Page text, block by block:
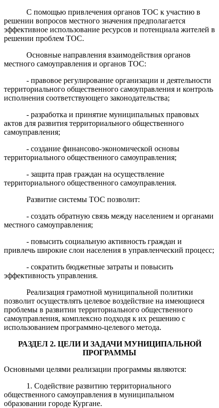
С помощью привлечения органов ТОС к участию в
решении вопросов местного значения предполагается
эффективное использование ресурсов и потенциала жителей в
решении проблем ТОС.
Основные направления взаимодействия органов
местного самоуправления и органов ТОС:
- правовое регулирование организации и деятельности
территориального общественного самоуправления и контроль
исполнения соответствующего законодательства;
- разработка и принятие муниципальных правовых
актов для развития территориального общественного
самоуправления;
- создание финансово-экономической основы
территориального общественного самоуправления;
- защита прав граждан на осуществление
территориального общественного самоуправления.
Развитие системы ТОС позволит:
- создать обратную связь между населением и органами
местного самоуправления;
- повысить социальную активность граждан и
привлечь широкие слои населения в управленческий процесс;
- сократить бюджетные затраты и повысить
эффективность управления.
Реализация грамотной муниципальной политики
позволит осуществлять целевое воздействие на имеющиеся
проблемы в развитии территориального общественного
самоуправления, комплексно подходя к их решению с
использованием программно-целевого метода.
РАЗДЕЛ 2. ЦЕЛИ И ЗАДАЧИ МУНИЦИПАЛЬНОЙ
ПРОГРАММЫ
Основными целями реализации программы являются:
1. Содействие развитию территориального
общественного самоуправления в муниципальном
образовании городе Кургане.